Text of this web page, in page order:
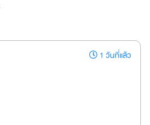
1 วันที่แล้ว